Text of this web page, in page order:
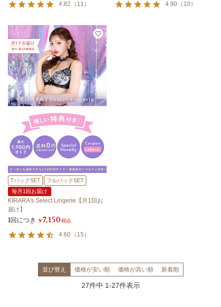
4.82 （ 11 ） 4.90 （ 10）
TバックSET
フルバックSET
毎月1回お届け
KIRARA's Select Lingerie【月1回お
届け】
1回につき ¥7,150税込
4.60 （ 15 ）
並び替え 価格が安い順 価格が高い順 新着順
27件中 1-27件表示